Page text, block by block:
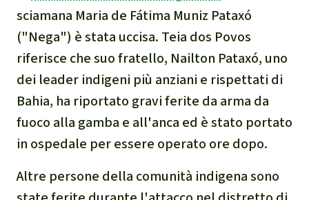
Criminalità ambientale,
narcotraffico e territori
indigeni in Amazzonia
Problemi della
certificazione
Yasuní
Chaco
sciamana Maria de Fátima Muniz Pataxó
("Nega") è stata uccisa. Teia dos Povos
riferisce che suo fratello, Nailton Pataxó, uno
dei leader indigeni più anziani e rispettati di
Bahia, ha riportato gravi ferite da arma da
fuoco alla gamba e all'anca ed è stato portato
in ospedale per essere operato ore dopo.
Altre persone della comunità indigena sono